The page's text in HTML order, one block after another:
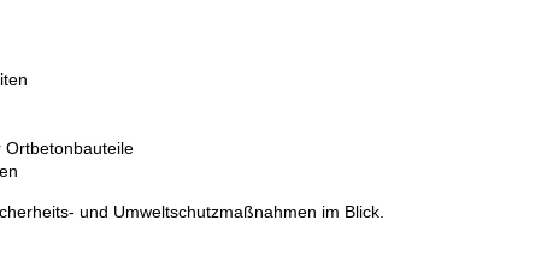
Ortbetonbauteile
und Umweltschutzmaßnahmen im Blick.